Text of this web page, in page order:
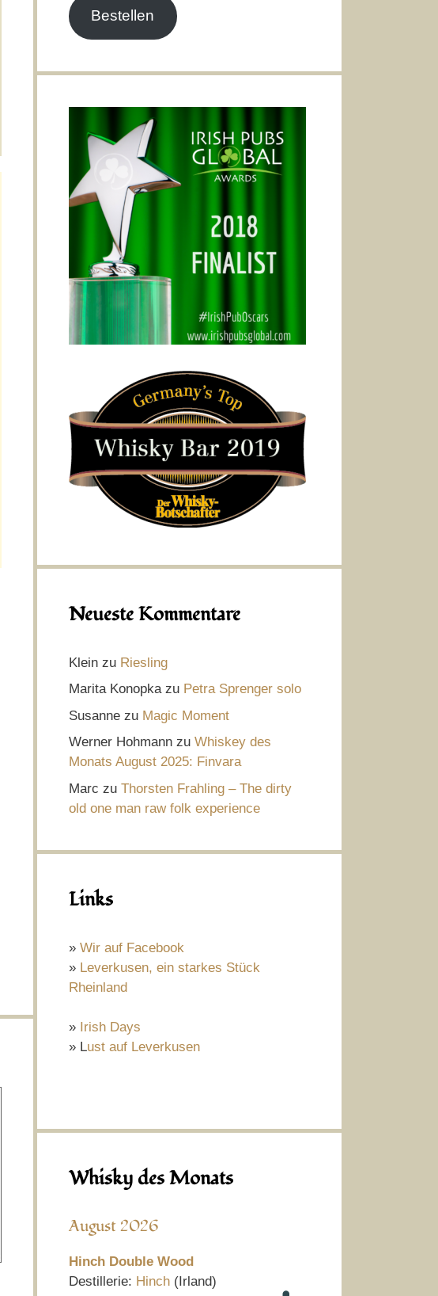
Bestellen
Neueste Kommentare
Klein zu Riesling
Marita Konopkazu Petra Sprenger solo
Susanne zu Magic Moment
Werner Hohmann zu Whiskey des
Monats August 2025: Finvara
Marc zu Thorsten Frahling – The dirty
old one man raw folk experience
Links
» Wir auf Facebook
» Leverkusen, ein starkes Stück
Rheinland
» Irish Days
» Lust auf Leverkusen
Whisky des Monats
August 2026
Hinch Double Wood
Destillerie: Hinch (Irland)